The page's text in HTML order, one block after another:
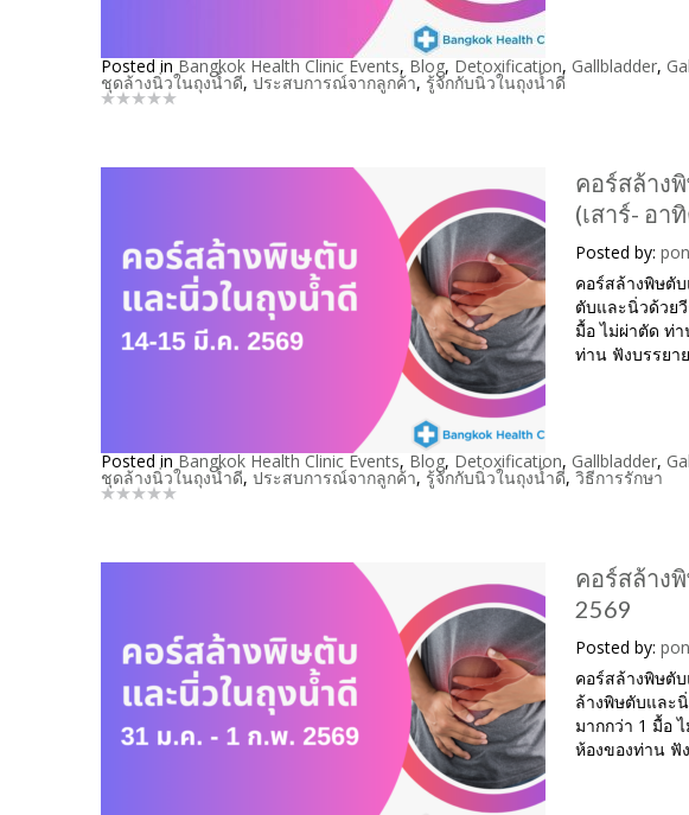
Posted inBangkok Health Clinic Events, Blog, Detoxification, Gallbladder,
ชุดล้างนิ่วในถุงน้ำดี, ประสบการณ์จากลูกค้า, รู้จักกับนิ่วในถุงน้ำดี
คอร์สล้าง
(เสาร์- อา
Posted by:
คอร์สล้างพิษตั
ตับและนิ่วด้วย
มื้อ ไม่ผ่าตัด ท่
ท่าน ฟังบรรยา
Posted inBangkok Health Clinic Events, Blog, Detoxification, Gallbladder,
ชุดล้างนิ่วในถุงน้ำดี, ประสบการณ์จากลูกค้า, รู้จักกับนิ่วในถุงน้ำดี, วิธีการรักษา
คอร์สล้าง
2569
Posted by:
คอร์สล้างพิษตั
ล้างพิษตับและ
มากกว่า 1 มื้อ
ห้องของท่าน ฟั